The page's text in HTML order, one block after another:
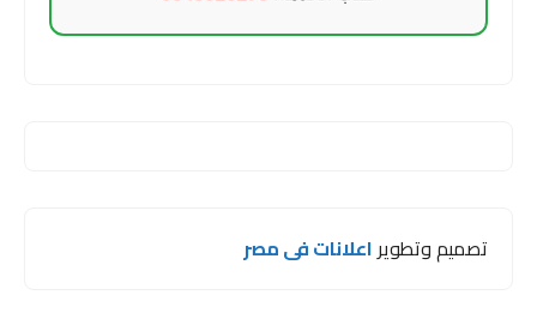
تصميم وتطويراعلانات فى مصر